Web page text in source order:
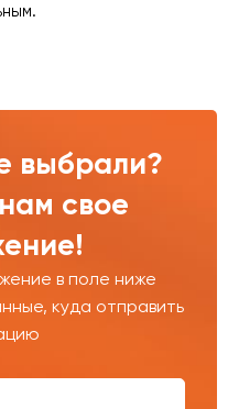
выбрали?
свое
в поле ниже
куда отправить